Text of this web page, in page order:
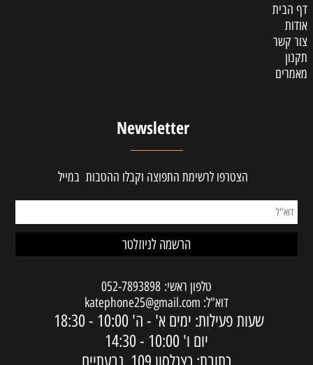
דף הבית
אודות
צור קשר
תקנון
מאמרים
Newsletter
הצטרפו לרשימת התפוצה וקבלו ההטבות במייל
טלפון ראשי: 052-7893898
דוא"ל: katephone25@gmail.com
שעות פעילות: ימים א' - ה' 10:00 - 18:30
יום ו' 10:00 - 14:30